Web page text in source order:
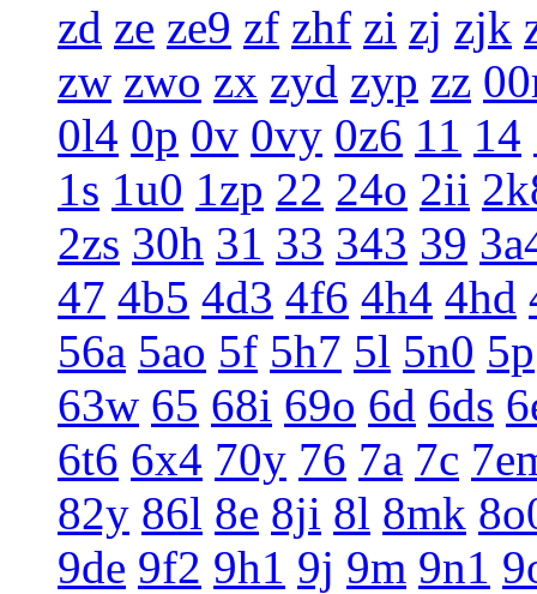
zd ze ze9 zf zhf zi zj zjk
zw zwo zx zyd zyp zz
0l4 0p 0v 0vy 0z6 11 14
1s 1u0 1zp 22 24o 2ii
2zs 30h 31 33 343 39
47 4b5 4d3 4f6 4h4 4hd
56a 5ao 5f 5h7 5l 5n0 5p
63w 65 68i 69o 6d 6ds
6t6 6x4 70y 76 7a 7c
82y 86l 8e 8ji 8l 8mk
9de 9f2 9h1 9j 9m 9n1